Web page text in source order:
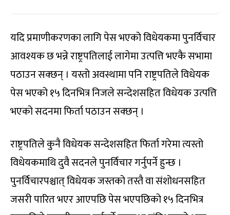
यदि प्रमाणीकरणका लागि पेस भएको विधेयकमा पुनर्विचार
आवश्यक छ भन्ने राष्ट्रपतिलाई लागेमा उत्पत्ति भएकै सभामा
पठाउन सक्छन् । यस्तो अवस्थामा पनि राष्ट्रपतिले विधेयक
पेस भएको १५ दिनभित्र निजले सन्देशसहित विधेयक उत्पत्ति
भएको सदनमा फिर्ता पठाउन सक्छन् ।
राष्ट्रपतिले कुनै विधेयक सन्देशसहित फिर्ता गरेमा त्यस्तो
विधेयकमाथि दुवै सदनले पुनर्विचार गर्नुपर्ने हुन्छ ।
पुनर्विचारपश्चात् विधेयक जस्तको तस्तै वा संशोधनसहित
जसरी पारित भएर आएपछि पेस भएपछिको १५ दिनभित्र